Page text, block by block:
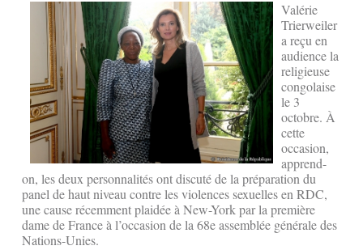
Valérie
Trierweiler
a reçu en
audience la
religieuse
congolaise
le 3
octobre. À
cette
occasion,
apprend-
on, les deux personnalités ont discuté de la préparation du
panel de haut niveau contre les violences sexuelles en RDC,
une cause récemment plaidée à New-York par la première
dame de France à l’occasion de la 68e assemblée générale des
Nations-Unies.